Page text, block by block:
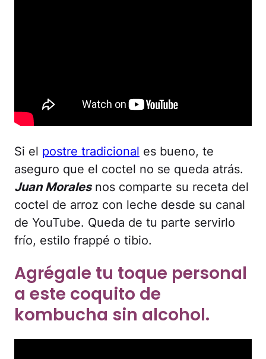
Si el postre tradicional es bueno, te
aseguro que el coctel no se queda atrás.
Juan Moralesnos comparte su receta del
coctel de arroz con leche desde su canal
de YouTube. Queda de tu parte servirlo
frío, estilo frappé o tibio.
Agrégale tu toque personal
a este coquito de
kombucha sin alcohol.